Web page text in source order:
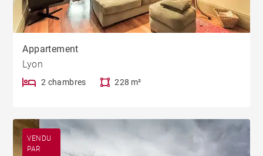
Appartement
Lyon
2 chambres 228 m²
VENDU
PAR